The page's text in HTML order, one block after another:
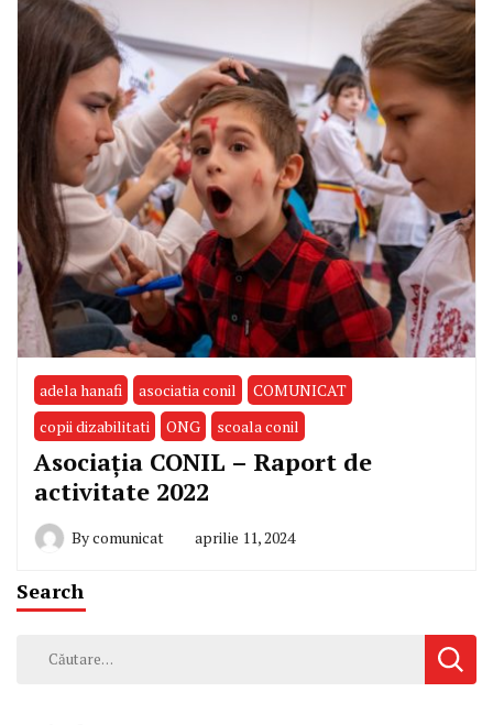
adela hanafi asociatia conil
COMUNICAT
copii dizabilitati
ONG scoala conil
Asociația CONIL – Raport de
activitate 2022
Bycomunicat aprilie 11, 2024
Search
Caută